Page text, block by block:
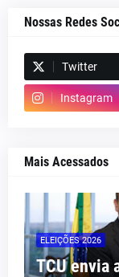
Nossas Redes
Twitter
Instagram
Mais Acessados
ELEIÇÕES 2026
TCU envia